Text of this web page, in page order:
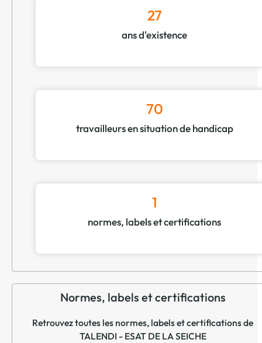
27
ans d'existence
70
travailleurs en situation de handicap
1
normes, labels et certifications
Normes, labels et certifications
Retrouvez toutes les normes, labels et certifications de
TALENDI - ESAT DE LA SEICHE